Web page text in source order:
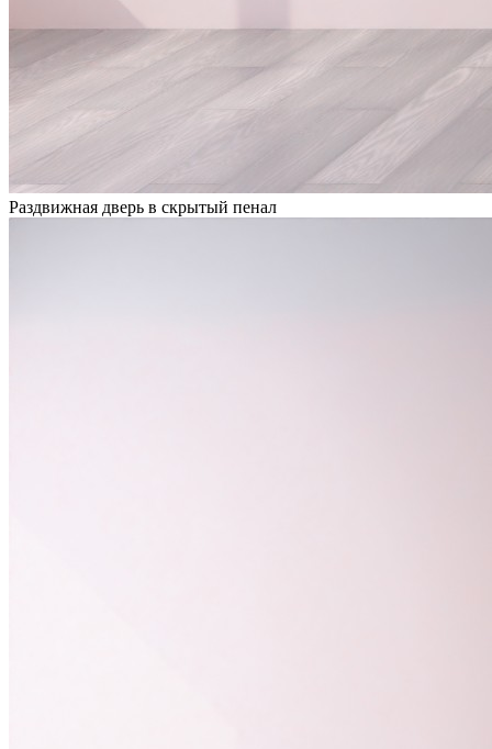
Раздвижная дверь в скрытый пенал